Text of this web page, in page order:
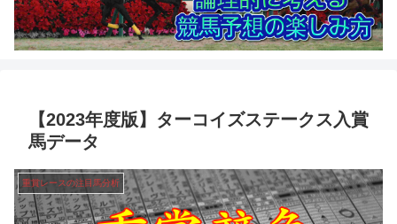
【2023年度版】ターコイズステークス入賞
馬データ
重賞レースの注目馬分析